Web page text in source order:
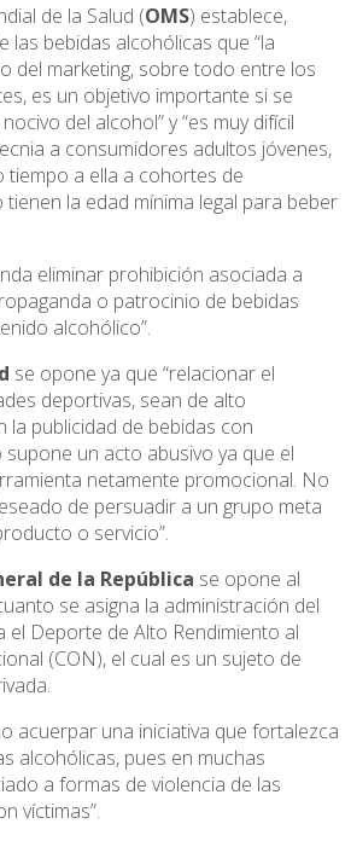
de la Salud (OMS) establece,
las bebidas alcohólicas que “la
del marketing, sobre todo entre los
es un objetivo importante si se
del alcohol” y “es muy difícil
a consumidores adultos jóvenes,
tiempo a ella a cohortes de
la edad mínima legal para beber
eliminar prohibición asociada a
o patrocinio de bebidas
alcohólico”.
se opone ya que “relacionar el
deportivas, sean de alto
la publicidad de bebidas con
un acto abusivo ya que el
netamente promocional. No
de persuadir a un grupo meta
o servicio”.
de la República se opone al
se asigna la administración del
el Deporte de Alto Rendimiento al
(CON), el cual es un sujeto de
acuerpar una iniciativa que fortalezca
alcohólicas, pues en muchas
a formas de violencia de las
víctimas”.